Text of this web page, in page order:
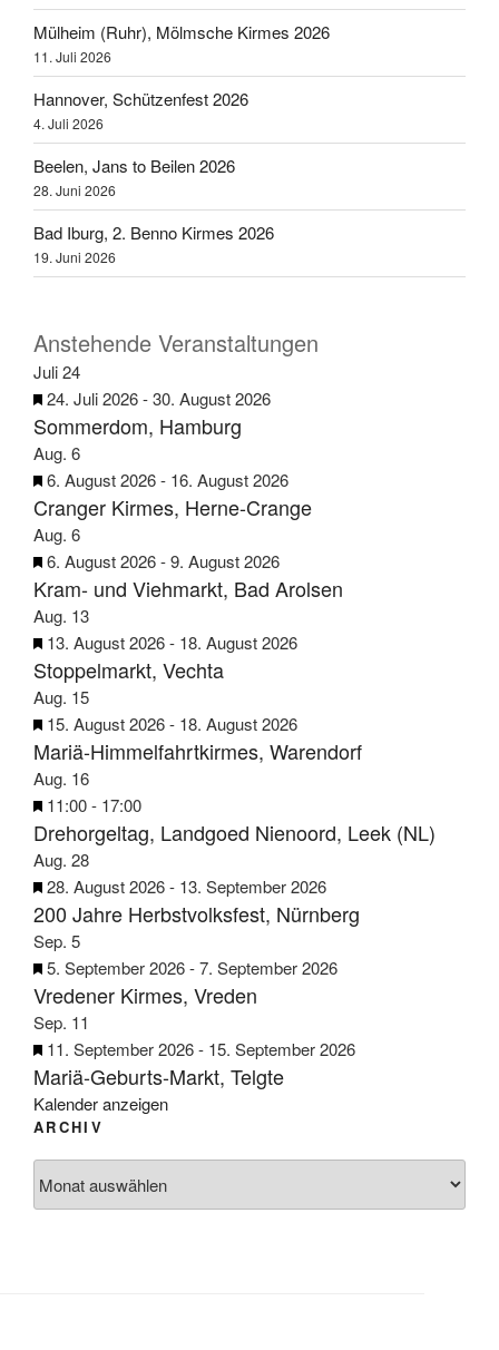
Mülheim (Ruhr), Mölmsche Kirmes 2026
11. Juli 2026
Hannover, Schützenfest 2026
4. Juli 2026
Beelen, Jans to Beilen 2026
28. Juni 2026
Bad Iburg, 2. Benno Kirmes 2026
19. Juni 2026
Anstehende Veranstaltungen
Juli24
H
e
r
v
o
r
g
e
h
o
b
e
n
24. Juli 2026-30. August 2026
Sommerdom, Hamburg
Aug. 6
H
e
r
v
o
r
g
e
h
o
b
e
n
6. August 2026- 16. August 2026
Cranger Kirmes, Herne-Crange
Aug. 6
H
e
r
v
o
r
g
e
h
o
b
e
n
6. August 2026-9. August 2026
Kram- und Viehmarkt, Bad Arolsen
Aug. 13
H
e
r
v
o
r
g
e
h
o
b
e
n
13. August 2026- 18. August 2026
Stoppelmarkt, Vechta
Aug. 15
H
e
r
v
o
r
g
e
h
o
b
e
n
15. August 2026- 18. August 2026
Mariä-Himmelfahrtkirmes, Warendorf
Aug. 16
H
e
r
v
o
r
g
e
h
o
b
e
n
11:00- 17:00
Drehorgeltag, Landgoed Nienoord, Leek (NL)
Aug. 28
H
e
r
v
o
r
g
e
h
o
e
n
28. August 2026- 13. September 2026
200 Jahre Herbstvolksfest, Nürnberg
Sep. 5
H
e
r
v
o
r
g
h
o
5. September 2026-7. September 2026
Vredener Kirmes, Vreden
Sep. 11
H
e
r
v
o
r
g
11. September 2026- 15. September 2026
Mariä-Geburts-Markt, Telgte
Kalender anzeigen
ARCHIV